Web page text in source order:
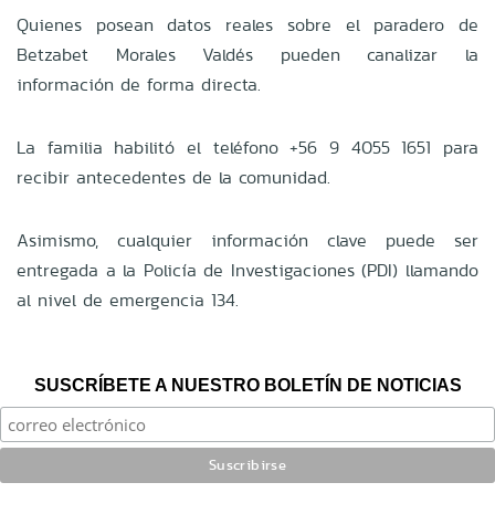
Quienes posean datos reales sobre el paradero de
Betzabet Morales Valdés pueden canalizar la
información de forma directa.
La familia habilitó el teléfono +56 9 4055 1651 para
recibir antecedentes de la comunidad.
Asimismo, cualquier información clave puede ser
entregada a la Policía de Investigaciones (PDI) llamando
al nivel de emergencia 134.
SUSCRÍBETE A NUESTRO BOLETÍN DE NOTICIAS